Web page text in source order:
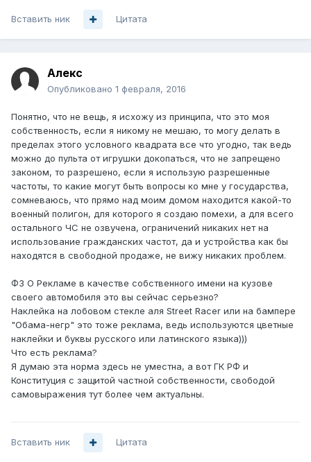
Вставить ник Цитата
Алекc
Опубликовано 1 февраля, 2016
Понятно, что не вещь, я исхожу из принципа, что это моя
собственность, если я никому не мешаю, то могу делать в
пределах этого условного квадрата все что угодно, так ведь
можно до пульта от игрушки докопаться, что не запрещено
законом, то разрешено, если я использую разрешенные
частоты, то какие могут быть вопросы ко мне у государства,
сомневаюсь, что прямо над моим домом находится какой-то
военный полигон, для которого я создаю помехи, а для всего
остального ЧС не озвучена, ограничений никаких нет на
использование гражданских частот, да и устройства как бы
находятся в свободной продаже, не вижу никаких проблем.
ФЗ О Рекламе в качестве собственного имени на кузове
своего автомобиля это вы сейчас серьезно?
Наклейка на лобовом стекле аля Street Racer или на бампере
"Обама-негр" это тоже реклама, ведь используются цветные
наклейки и буквы русского или латинского языка)))
Что есть реклама?
Я думаю эта норма здесь не уместна, а вот ГК РФ и
Конституция с защитой частной собственности, свободой
самовыражения тут более чем актуальны.
Вставить ник Цитата